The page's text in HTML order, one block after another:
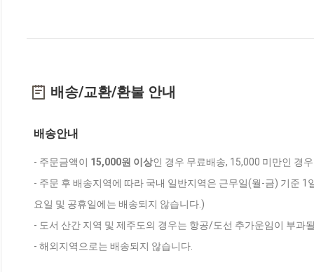
배송/교환/환불 안내
배송안내
- 주문금액이 15,000원 이상인 경우 무료배송, 15,000 미만인 경
- 주문 후 배송지역에 따라 국내 일반지역은 근무일(월-금) 기준
요일 및 공휴일에는 배송되지 않습니다.)
- 도서 산간 지역 및 제주도의 경우는 항공/도선 추가운임이 부과
- 해외지역으로는 배송되지 않습니다.